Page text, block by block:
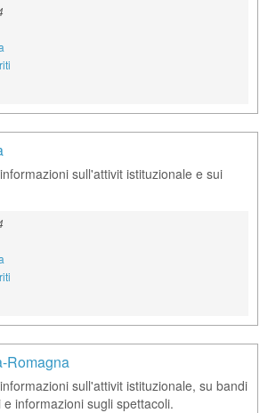
sull'attivit istituzionale e sui
Romagna
sull'attivit istituzionale, su bandi
informazioni sugli spettacoli.